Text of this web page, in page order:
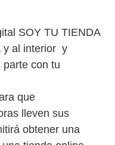
SOY TU TIENDA
y al interior y
con tu
que
lleven sus
obtener una